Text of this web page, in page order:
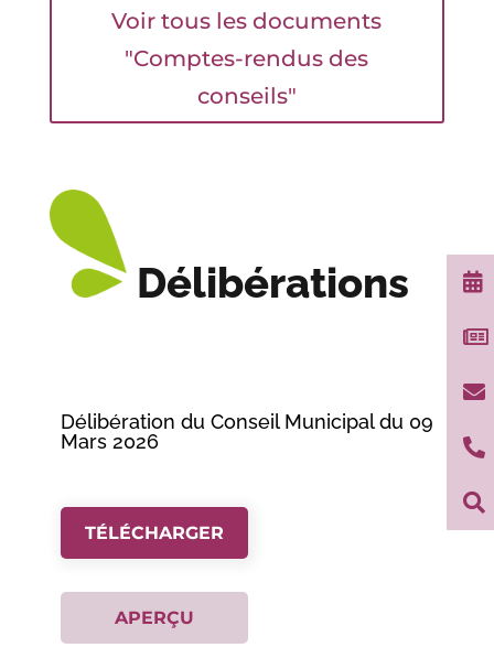





Voir tous les documents
"Comptes-rendus des
conseils"
Délibérations
Délibération du Conseil Municipal du 09
Mars 2026
TÉLÉCHARGER
APERÇU